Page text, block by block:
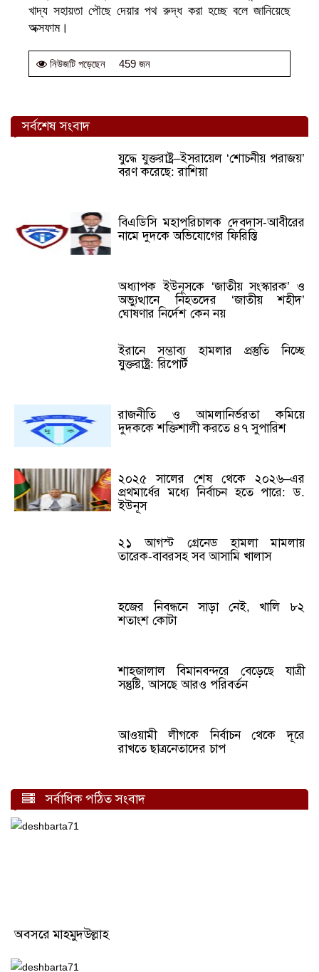
খাদ্য সহায়তা পৌছে দেয়ার পথ রুদ্ধ করা হচ্ছে বলে জানিয়েছে
অক্সফাম।
নিউজটি পড়েছেন 459 জন
সর্বশেষ সংবাদ
যুদ্ধে যুক্তরাষ্ট্র–ইসরায়েল ‘শোচনীয় পরাজয়’
বরণ করেছে: রাশিয়া
বিএডিসি মহাপরিচালক দেবদাস-আবীরের
নামে দুদকে অভিযোগের ফিরিস্তি
অধ্যাপক ইউনূসকে ‘জাতীয় সংস্কারক’ ও
অভ্যুত্থানে নিহতদের ‘জাতীয় শহীদ’
ঘোষণার নির্দেশ কেন নয়
ইরানে সম্ভাব্য হামলার প্রস্তুতি নিচ্ছে
যুক্তরাষ্ট্র: রিপোর্ট
রাজনীতি ও আমলানির্ভরতা কমিয়ে
দুদককে শক্তিশালী করতে ৪৭ সুপারিশ
২০২৫ সালের শেষ থেকে ২০২৬–এর
প্রথমার্ধের মধ্যে নির্বাচন হতে পারে: ড.
ইউনূস
২১ আগস্ট গ্রেনেড হামলা মামলায়
তারেক-বাবরসহ সব আসামি খালাস
হজের নিবন্ধনে সাড়া নেই, খালি ৮২
শতাংশ কোটা
শাহজালাল বিমানবন্দরে বেড়েছে যাত্রী
সন্তুষ্টি, আসছে আরও পরিবর্তন
আওয়ামী লীগকে নির্বাচন থেকে দূরে
রাখতে ছাত্রনেতাদের চাপ
সর্বাধিক পঠিত সংবাদ
অবসরে মাহমুদউল্লাহ